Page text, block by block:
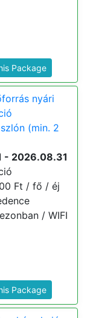
Package
nyári
(min. 2
- 2026.08.31
Ft / fő / éj
/ WIFI
Package